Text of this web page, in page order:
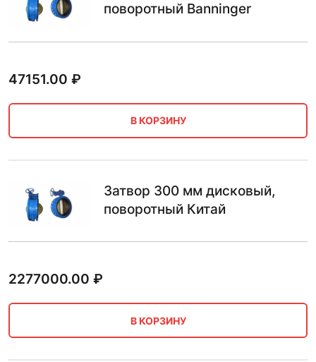
поворотный Banninger
47151.00 ₽
В КОРЗИНУ
Затвор 300 мм дисковый,
поворотный Китай
2277000.00 ₽
В КОРЗИНУ